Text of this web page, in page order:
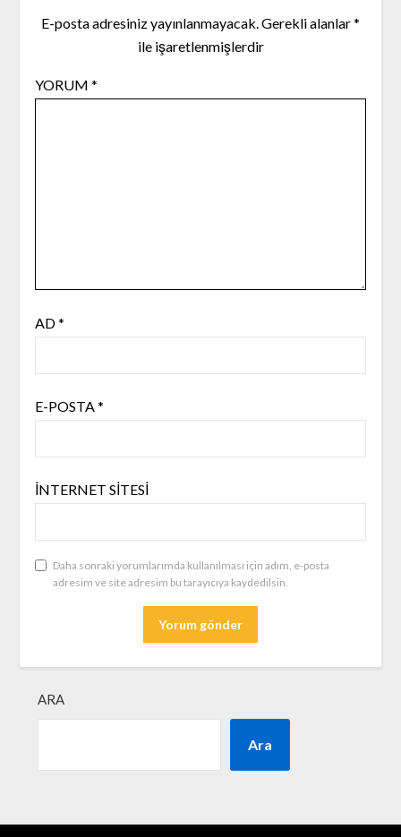
E-posta adresiniz yayınlanmayacak.Gerekli alanlar*
ile işaretlenmişlerdir
YORUM *
AD*
E-POSTA*
İNTERNET SITESI
Daha sonraki yorumlarımda kullanılması için adım, e-posta
adresim ve site adresim bu tarayıcıya kaydedilsin.
ARA
Ara